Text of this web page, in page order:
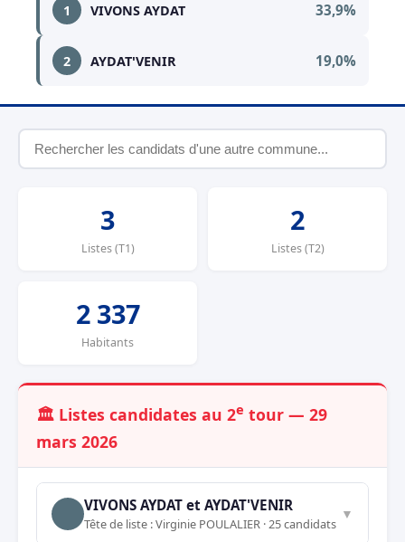
1 VIVONS AYDAT 33,9%
2 AYDAT'VENIR 19,0%
3
Listes (T1)
2
Listes (T2)
2 337
Habitants
🏛️ Listes candidates au 2e tour — 29
mars 2026
VIVONS AYDAT et AYDAT'VENIR
Tête de liste : Virginie POULALIER · 25 candidats
▼